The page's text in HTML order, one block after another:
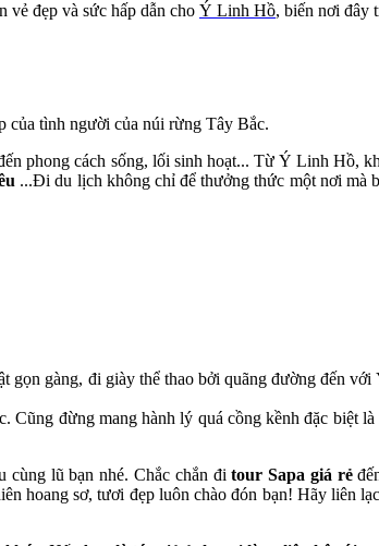
vẻ đẹp và sức hấp dẫn cho Ý Linh Hồ, biến nơi đây
của tình người của núi rừng Tây Bắc.
phong cách sống, lối sinh hoạt... Từ Ý Linh Hồ,
...Đi du lịch không chỉ để thưởng thức một nơi mà
gọn gàng, đi giày thể thao bởi quãng đường đến
đừng mang hành lý quá cồng kềnh đặc biệt
cùng lũ bạn nhé. Chắc chắn đitour Sapa giá rẻ
hoang sơ, tươi đẹp luôn chào đón bạn! Hãy liên